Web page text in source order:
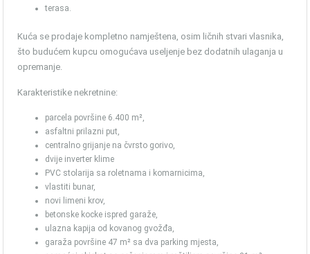
terasa.
Kuća se prodaje kompletno namještena, osim ličnih stvari vlasnika,
što budućem kupcu omogućava useljenje bez dodatnih ulaganja u
opremanje.
Karakteristike nekretnine:
parcela površine 6.400 m²,
asfaltni prilazni put,
centralno grijanje na čvrsto gorivo,
dvije inverter klime
PVC stolarija sa roletnama i komarnicima,
vlastiti bunar,
novi limeni krov,
betonske kocke ispred garaže,
ulazna kapija od kovanog gvožđa,
garaža površine 47 m² sa dva parking mjesta,